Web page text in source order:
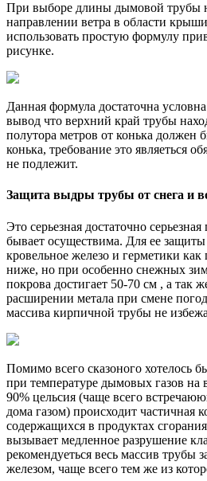
При выборе длины дымовой трубы
направлении ветра в области
использовать простую формулу
рисунке.
Данная формула достаточна
вывод что верхний край трубы
полутора метров от конька должен
конька, требование это являеться
не подлежит.
Защита выдры трубы от снега и
Это серьезная достаточно
бывает осуществима. Для ее
кровельное железо и герметики
ниже, но при особенно снежных
покрова достигает 50-70 см , а так
расширении метала при смене
массива кирпичной трубы не
Помимо всего сказоного хотелось
при температуре дымовых газов на
90% цельсия (чаще всего
дома газом) происходит частичная
содержащихся в продуктах
вызывает медленное разрушение
рекомендуеться весь массив трубы
железом, чаще всего тем же из